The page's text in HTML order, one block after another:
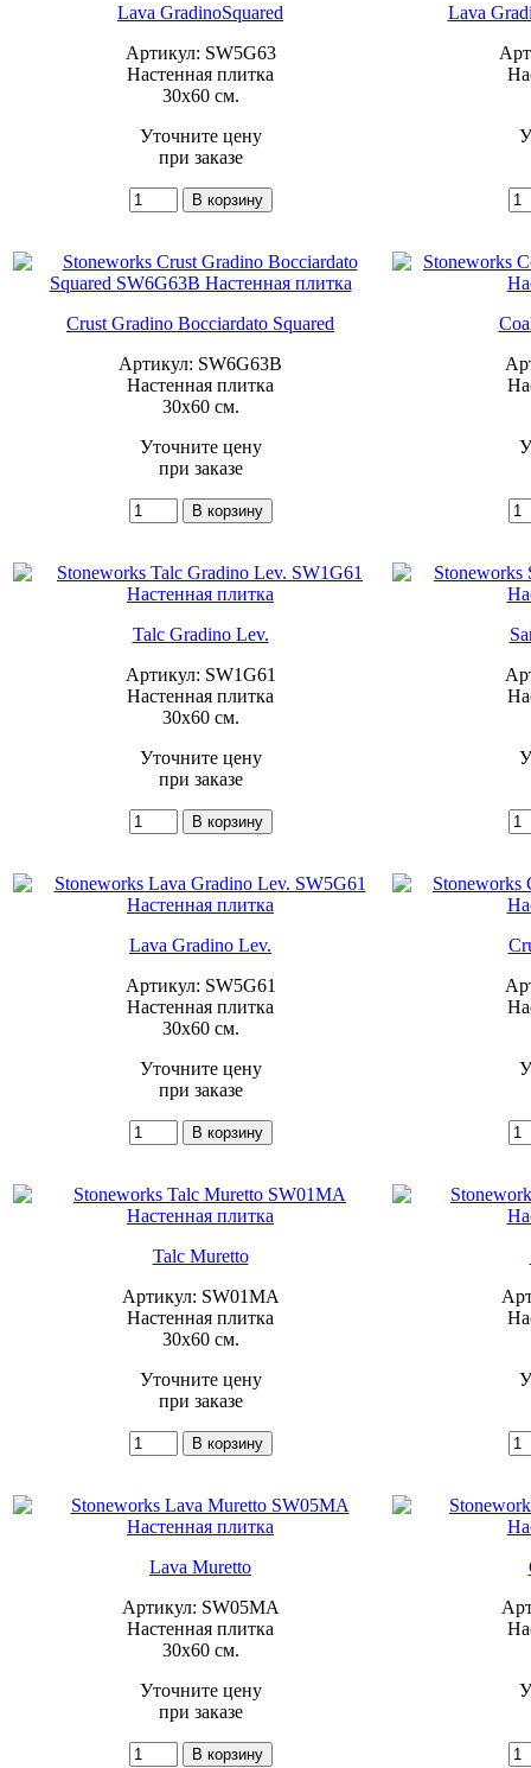
Lava GradinoSquared
Артикул: SW5G63
Настенная плитка
30x60 см.
Уточните цену
при заказе
Lava
Crust Gradino Bocciardato Squared
Артикул: SW6G63B
Настенная плитка
30x60 см.
Уточните цену
при заказе
Talc Gradino Lev.
Артикул: SW1G61
Настенная плитка
30x60 см.
Уточните цену
при заказе
Lava Gradino Lev.
Артикул: SW5G61
Настенная плитка
30x60 см.
Уточните цену
при заказе
Talc Muretto
Артикул: SW01MA
Настенная плитка
30x60 см.
Уточните цену
при заказе
Lava Muretto
Артикул: SW05MA
Настенная плитка
30x60 см.
Уточните цену
при заказе